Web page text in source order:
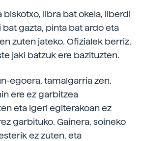
biskotxo, libra bat okela, liberdi
bat gazta, pinta bat ardo eta
zuten jateko. Ofizialek berriz,
jaki batzuk ere bazituzten.
egoera, tamalgarria zen.
ere ez garbitzea
eta igeri egiterakoan ez
garbituko. Gainera, soineko
ez zuten, eta